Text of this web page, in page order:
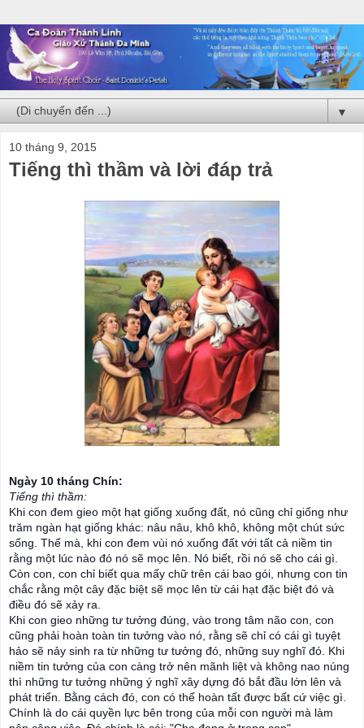
▼
10 tháng 9, 2015
Tiếng thì thầm và lời đáp trả
Ngày 10 tháng Chín:
Tiếng thì thầm:
Khi con đem gieo một hạt giống xuống đất, nó cũng chỉ giống như
trăm ngàn hạt giống khác: nâu nâu, khô khô, không một chút sức
sống. Thế mà, khi con đem vùi nó xuống đất với tất cả niềm tin
rằng một lúc nào đó nó sẽ mọc lên. Nó biết, rồi nó sẽ cho cái gì.
Còn con, con chỉ biết qua mấy chữ trên cái bao gói, nhưng con tin
chắc rằng một cây đặc biệt sẽ mọc lên từ cái hạt đặc biệt đó và
điều đó sẽ xảy ra.
Khi con gieo những tư tưởng đúng, vào trong tâm não con, con
cũng phải hoàn toàn tin tưởng vào nó, rằng sẽ chỉ có cái gì tuyệt
hảo sẽ nảy sinh ra từ những tư tưởng đó, những suy nghĩ đó. Khi
niềm tin tưởng của con càng trở nên mãnh liệt và không nao núng
thì những tư tưởng những ý nghĩ xây dựng đó bắt đầu lớn lên và
phát triển. Bằng cách đó, con có thể hoàn tất được bất cứ việc gì.
Chính là do cái quyền lực bên trong của mỗi con người mà làm